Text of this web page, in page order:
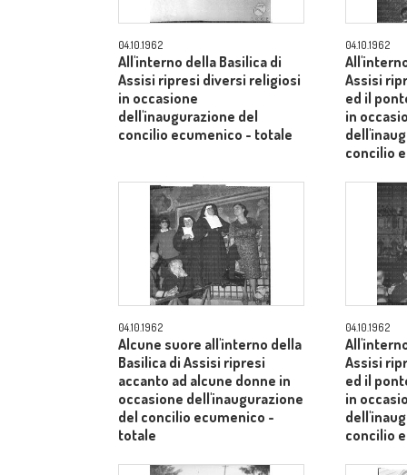
04.10.1962
All'interno della Basilica di
Assisi ripresi diversi religiosi
in occasione
dell'inaugurazione del
concilio ecumenico - totale
04.10.1962
Assisi
ed il
in
concilio
04.10.1962
Alcune suore all'interno della
Basilica di Assisi ripresi
accanto ad alcune donne in
occasione dell'inaugurazione
del concilio ecumenico -
totale
04.10.1962
Assisi
ed il
in
concilio